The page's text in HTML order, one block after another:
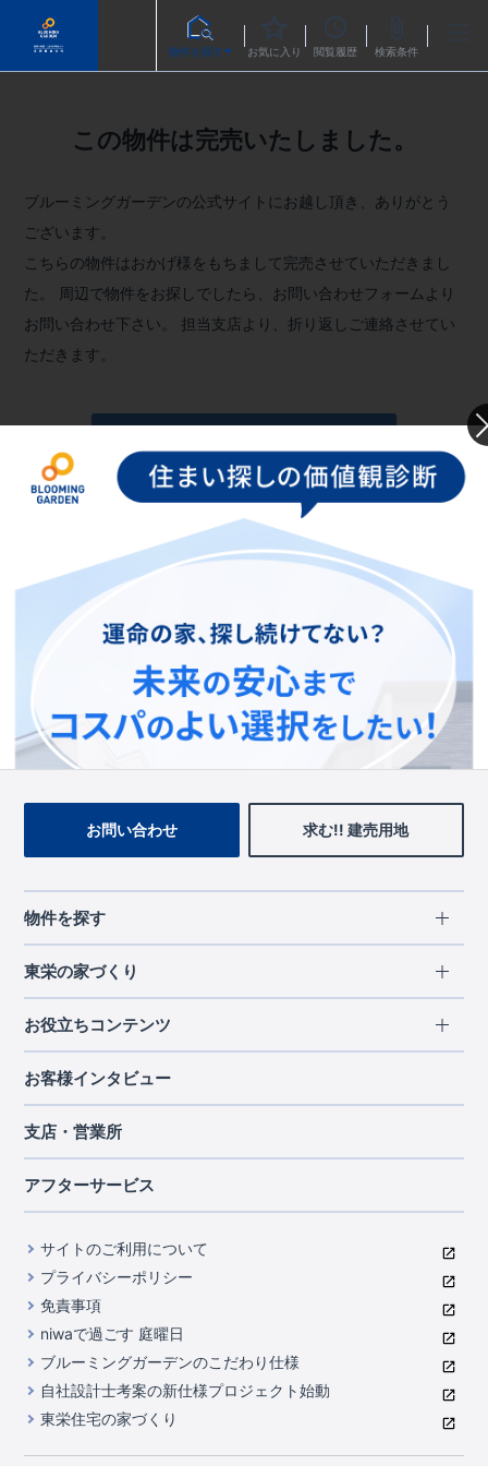
物件を探す お気に入り 閲覧履歴 検索条件
この物件は完売いたしました。
ブルーミングガーデンの公式サイトにお越し頂き、ありがとう
ございます。
こちらの物件はおかげ様をもちまして完売させていただきまし
た。
周辺で物件をお探しでしたら、お問い合わせフォームより
お問い合わせ下さい。
担当支店より、折り返しご連絡させてい
ただきます。
お問い合わせフォームへ
この物件を見ている人に
おすすめの物件
お問い合わせ 求む!! 建売用地
物件を探す
エリアから探す
北海道・東北
北海道
宮城県
千葉県
中部
山梨県
静岡県
滋賀県
京都府
中国・四国
岡山県
広島県
九州・沖縄
福岡県
熊本県
東栄の家づくり
長期優良住宅
住宅性能評価書
ブルーミングガーデンは地震につよい<建物編>
室内空間を快適に保つ断熱性能
コストパフォーマンスに自信
充実のアフターサポート
第三者評価によるお墨付き
家づくりのプロにも選ばれるブルーミングガーデン
住んでみるとじわじわ伝わる暮らしやすさへのこだわり
自社一貫体制
お役立ちコンテンツ
ご契約までの道のり
現地見学ガイド
ご紹介制度のご案内
東栄INDEX（用語集）
お客様インタビュー
支店・営業所
アフターサービス
サイトのご利用について
プライバシーポリシー
免責事項
niwaで過ごす 庭曜日
ブルーミングガーデンのこだわり仕様
自社設計士考案の新仕様プロジェクト始動
東栄住宅の家づくり